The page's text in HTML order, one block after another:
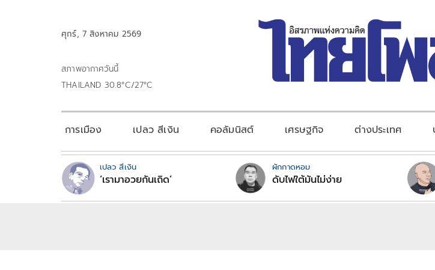
ศุกร์, 7 สิงหาคม 2569
สภาพอากาศวันนี้
THAILAND 30.8°C/27°C
การเมือง เปลว สีเงิน คอลัมนิสต์ เศรษฐกิจ ต่างประเทศ
เปลว สีเงิน
‘เรามาอวยกันเถิด’
ผักกาดหอม
ดับไฟใต้มันไม่ง่าย